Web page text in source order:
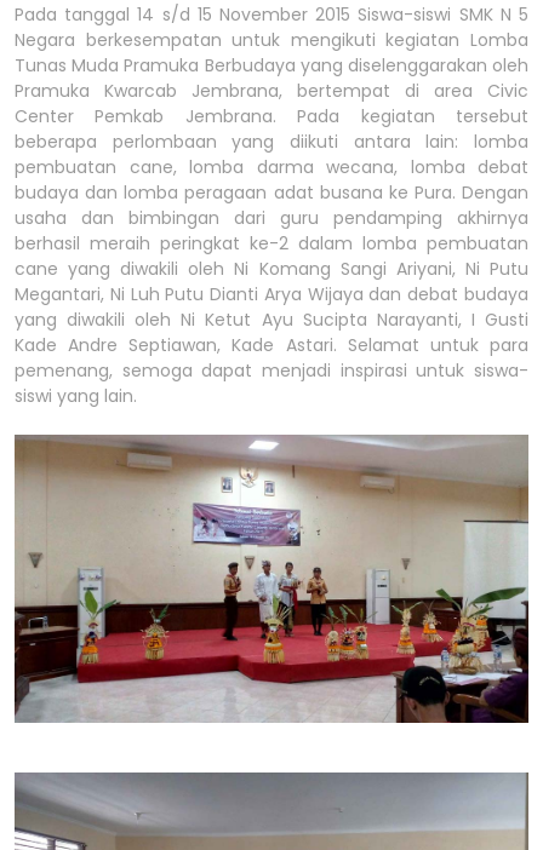
Pada tanggal 14 s/d 15 November 2015 Siswa-siswi SMK N 5
Negara berkesempatan untuk mengikuti kegiatan Lomba
Tunas Muda Pramuka Berbudaya yang diselenggarakan oleh
Pramuka Kwarcab Jembrana, bertempat di area Civic
Center Pemkab Jembrana. Pada kegiatan tersebut
beberapa perlombaan yang diikuti antara lain: lomba
pembuatan cane, lomba darma wecana, lomba debat
budaya dan lomba peragaan adat busana ke Pura. Dengan
usaha dan bimbingan dari guru pendamping akhirnya
berhasil meraih peringkat ke-2 dalam lomba pembuatan
cane yang diwakili oleh Ni Komang Sangi Ariyani, Ni Putu
Megantari, Ni Luh Putu Dianti Arya Wijaya dan debat budaya
yang diwakili oleh Ni Ketut Ayu Sucipta Narayanti, I Gusti
Kade Andre Septiawan, Kade Astari. Selamat untuk para
pemenang, semoga dapat menjadi inspirasi untuk siswa-
siswi yang lain.